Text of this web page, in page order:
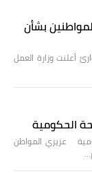
بشأن
أعلنت وزارة العمل
الحكومية
عزيزي المواطن